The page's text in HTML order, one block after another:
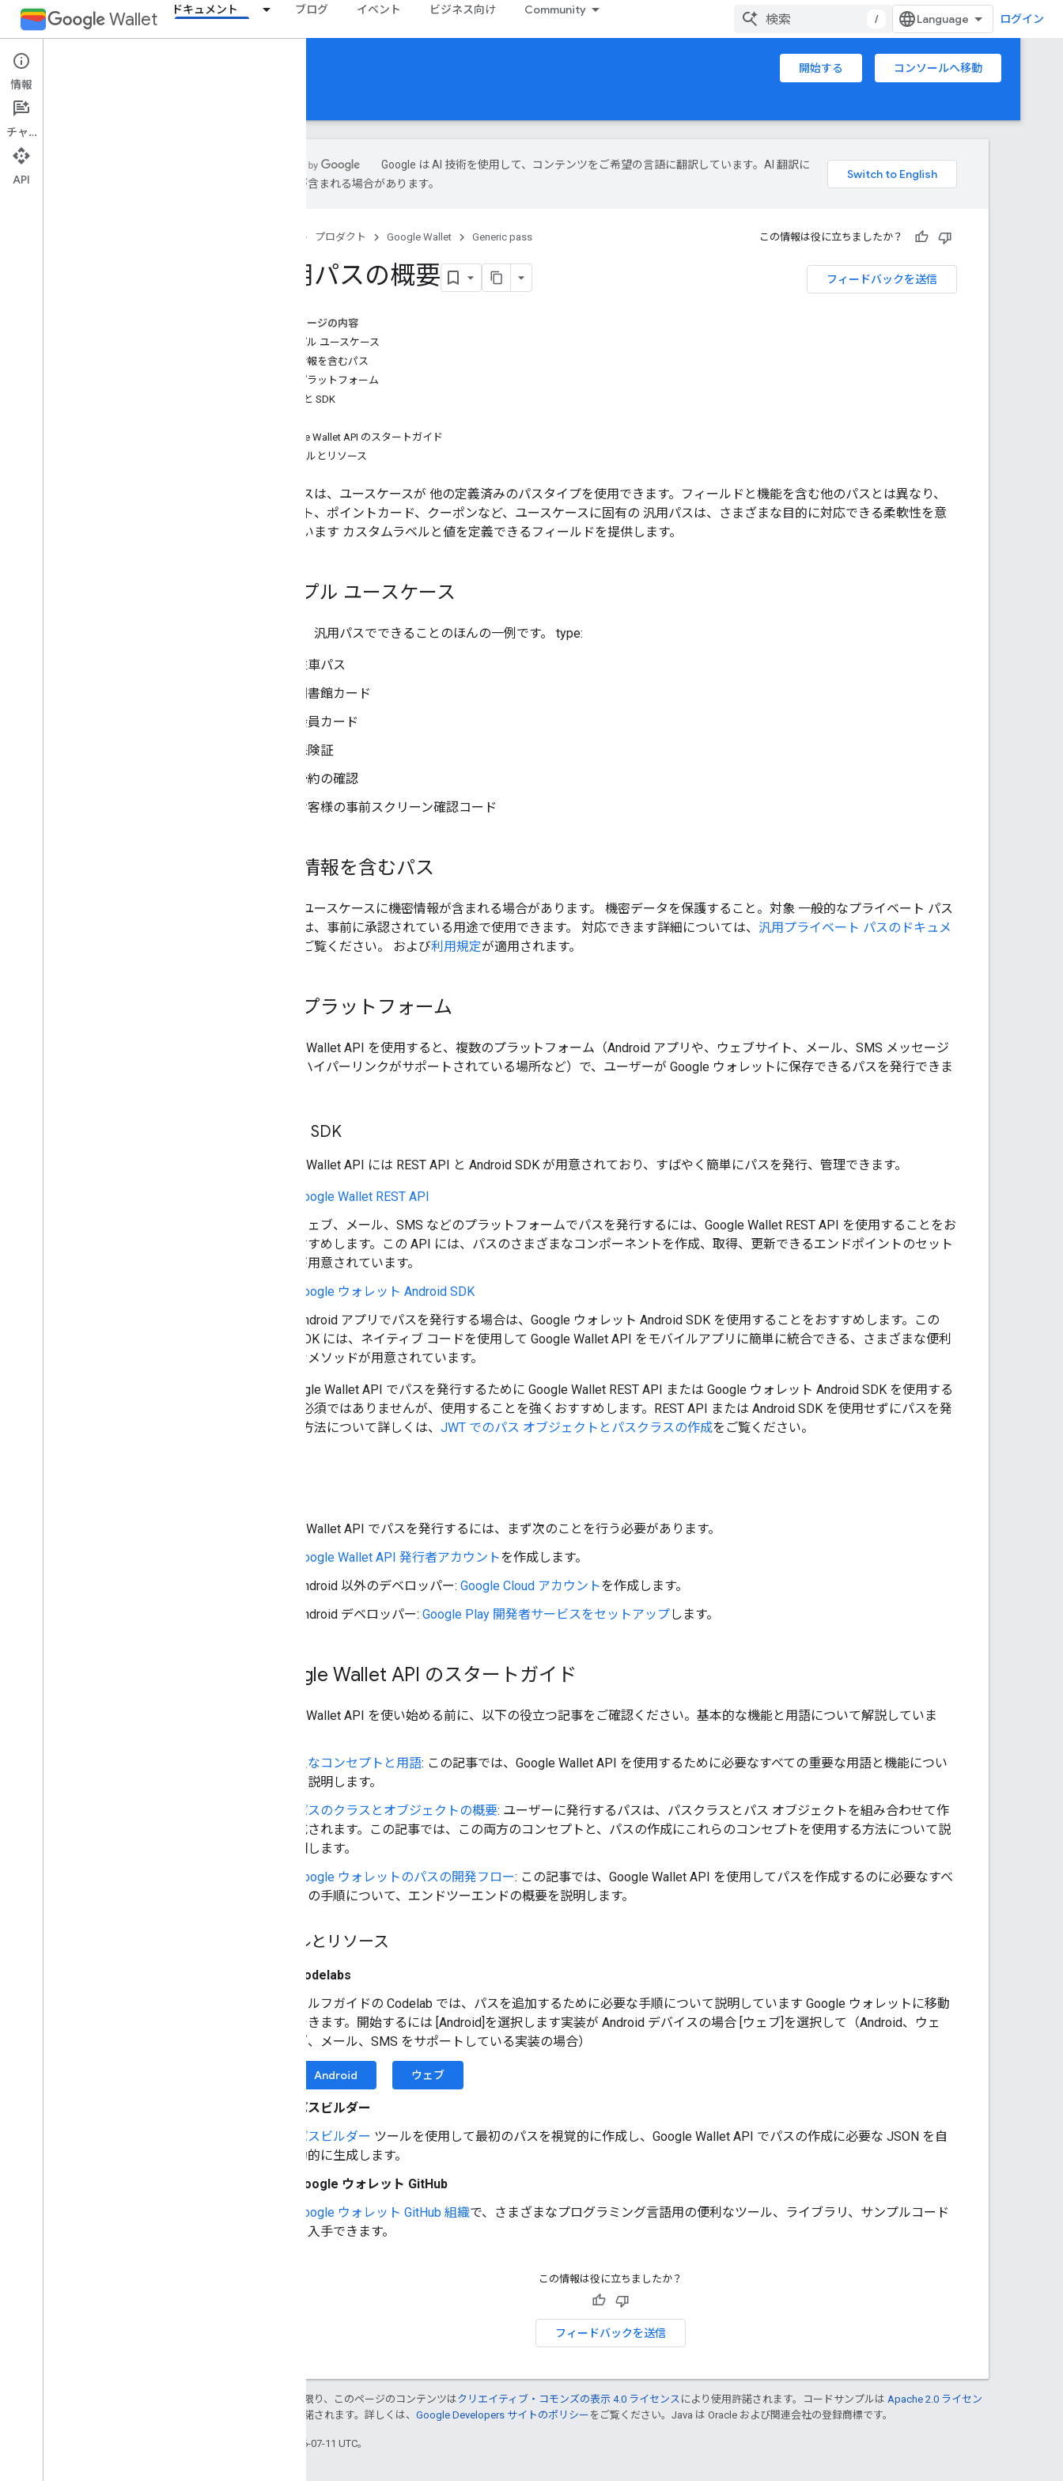
Wallet ドキュメント ブログ イベント ビジネス向け Community
/ ログイン
Generic pass 開始する
コンソールへ移動
ガイド
Google は AI 技術を使用して、コンテンツをご希望の言語に翻訳しています。AI 翻訳に
は誤りが含まれる場合があります。
プロダクト Google Wallet Generic pass この情報は役に立ちましたか？
フィードバックを送信
汎用パスの概要
このページの内容
サンプル ユースケース
機密情報を含むパス
対応プラットフォーム
API と SDK
Google Wallet API のスタートガイド
ツールとリソース
汎用パスは、ユースケースが 他の定義済みのパスタイプを使用できます。フィールドと機能を含む他のパスとは異なり、
チケット、ポイントカード、クーポンなど、ユースケースに固有の 汎用パスは、さまざまな目的に対応できる柔軟性を意
図しています カスタムラベルと値を定義できるフィールドを提供します。
サンプル ユースケース
以下は、汎用パスでできることのほんの一例です。 type:
駐車パス
図書館カード
会員カード
保険証
予約の確認
お客様の事前スクリーン確認コード
機密情報を含むパス
パスやユースケースに機密情報が含まれる場合があります。 機密データを保護すること。対象 一般的なプライベート パス
タイプは、事前に承認されている用途で使用できます。 対応できます詳細については、 汎用プライベート パスのドキュメ
をご覧ください。 および利用規定が適用されます。
対応プラットフォーム
Google Wallet API を使用すると、複数のプラットフォーム（Android アプリや、ウェブサイト、メール、SMS メッセージ
など、ハイパーリンクがサポートされている場所など）で、ユーザーが Google ウォレットに保存できるパスを発行できま
API と SDK
Google Wallet API には REST API と Android SDK が用意されており、すばやく簡単にパスを発行、管理できます。
Google Wallet REST API
ウェブ、メール、SMS などのプラットフォームでパスを発行するには、Google Wallet REST API を使用することをお
すすめします。この API には、パスのさまざまなコンポーネントを作成、取得、更新できるエンドポイントのセット
が用意されています。
Google ウォレット Android SDK
Android アプリでパスを発行する場合は、Google ウォレット Android SDK を使用することをおすすめします。この
SDK には、ネイティブ コードを使用して Google Wallet API をモバイルアプリに簡単に統合できる、さまざまな便利
なメソッドが用意されています。
注: Google Wallet API でパスを発行するために Google Wallet REST API または Google ウォレット Android SDK を使用する
ことは必須ではありませんが、使用することを強くおすすめします。REST API または Android SDK を使用せずにパスを発
行する方法について詳しくは、 JWT でのパス オブジェクトとパスクラスの作成をご覧ください。
Google Wallet API でパスを発行するには、まず次のことを行う必要があります。
Google Wallet API 発行者アカウントを作成します。
Android 以外のデベロッパー: Google Cloud アカウントを作成します。
Android デベロッパー: Google Play 開発者サービスをセットアップします。
Google Wallet API のスタートガイド
Google Wallet API を使い始める前に、以下の役立つ記事をご確認ください。基本的な機能と用語について解説していま
主なコンセプトと用語: この記事では、Google Wallet API を使用するために必要なすべての重要な用語と機能につい
て説明します。
パスのクラスとオブジェクトの概要: ユーザーに発行するパスは、パスクラスとパス オブジェクトを組み合わせて作
成されます。この記事では、この両方のコンセプトと、パスの作成にこれらのコンセプトを使用する方法について説
明します。
Google ウォレットのパスの開発フロー: この記事では、Google Wallet API を使用してパスを作成するのに必要なすべ
ての手順について、エンドツーエンドの概要を説明します。
ツールとリソース
Codelabs
セルフガイドの Codelab では、パスを追加するために必要な手順について説明しています Google ウォレットに移動
できます。開始するには [Android]を選択します実装が Android デバイスの場合 [ウェブ]を選択して（Android、ウェ
ブ、メール、SMS をサポートしている実装の場合）
Android ウェブ
パスビルダー
パスビルダー ツールを使用して最初のパスを視覚的に作成し、Google Wallet API でパスの作成に必要な JSON を自
動的に生成します。
Google ウォレット GitHub
Google ウォレット GitHub 組織で、さまざまなプログラミング言語用の便利なツール、ライブラリ、サンプルコード
を入手できます。
この情報は役に立ちましたか？
フィードバックを送信
特に記載のない限り、このページのコンテンツはクリエイティブ・コモンズの表示 4.0 ライセンス により使用許諾されます。コードサンプルは Apache 2.0 ライセン
により使用許諾されます。詳しくは、 Google Developers サイトのポリシー をご覧ください。Java は Oracle および関連会社の登録商標です。
最終更新日 2026-07-11 UTC。
情報
チャット
API